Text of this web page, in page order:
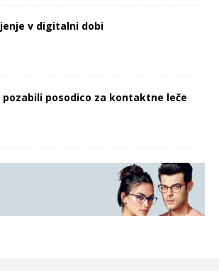
v digitalni dobi
pozabili posodico za kontaktne leče